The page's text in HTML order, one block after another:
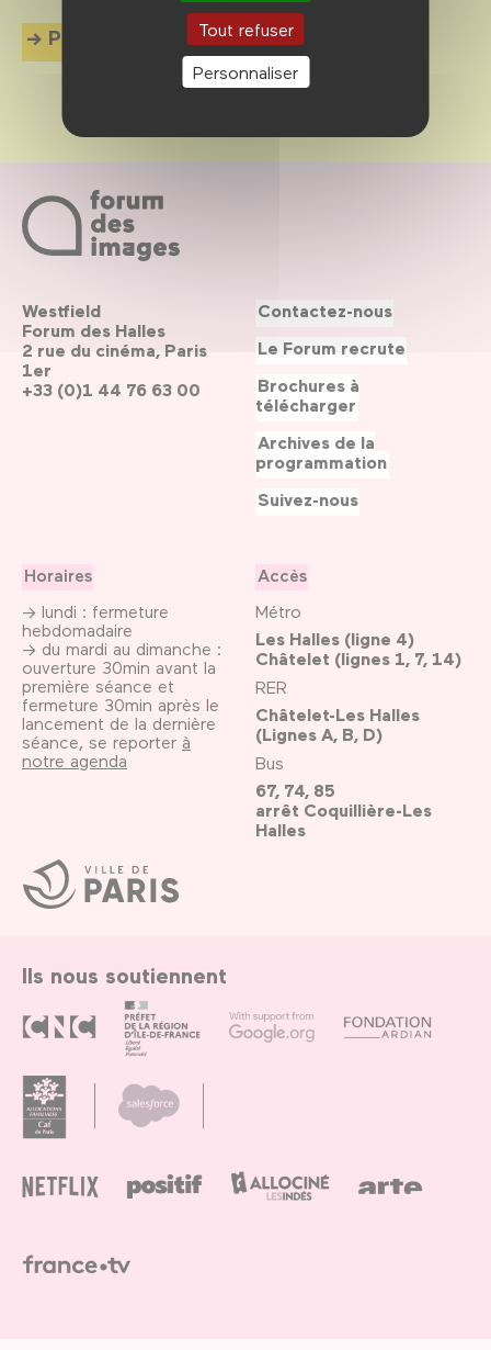
Tout refuser
Personnaliser
Plus d'info
Ville
de
Paris
Westfield
Forum des Halles
2 rue du cinéma, Paris
1er
+33 (0)1 44 76 63 00
Horaires
→ lundi : fermeture
hebdomadaire
→ du mardi au dimanche :
ouverture 30min avant la
première séance et
fermeture 30min après le
lancement de la dernière
séance, se reporter à
notre agenda
Accès
Métro
Les Halles (ligne 4)
Châtelet (lignes 1, 7, 14)
RER
Châtelet-Les Halles
(Lignes A, B, D)
Bus
67, 74, 85
arrêt Coquillière-Les
Halles
Contactez-nous
Le Forum recrute
Brochures à
télécharger
Archives de la
programmation
Suivez-nous
Ils nous soutiennent